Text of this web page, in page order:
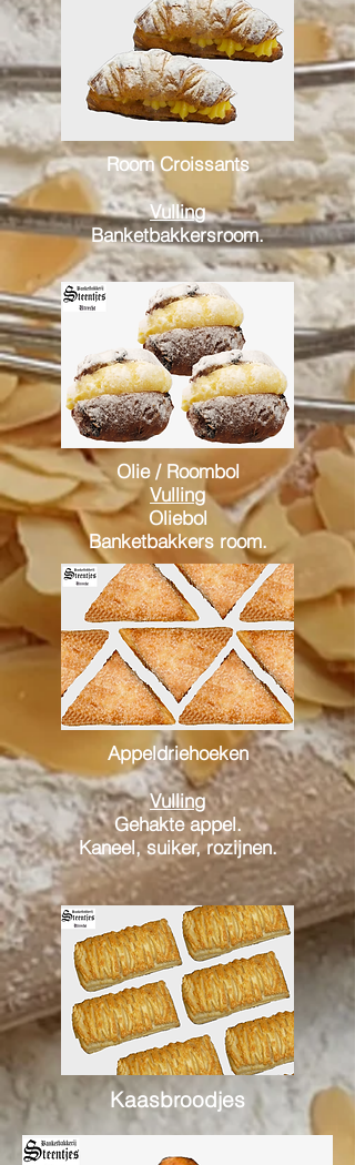
Room Croissants
Vulling
Banketbakkersroom.
Olie / Roombol
Vulling
Oliebol
Banketbakkers room.
Appeldriehoeken
Vulling
Gehakte appel.
Kaneel,suiker, rozijnen.
Kaasbroodjes